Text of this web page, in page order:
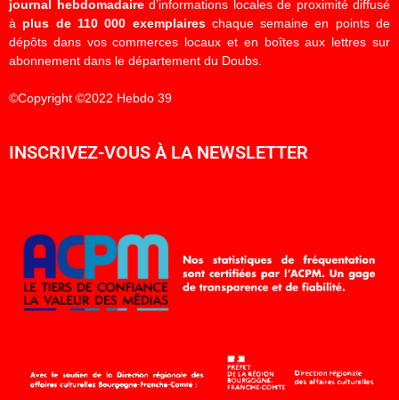
journal hebdomadaired’informations locales de proximité diffusé
à plus de 110 000 exemplaireschaque semaine en points de
dépôts dans vos commerces locaux et en boîtes aux lettres sur
abonnement dans le département du Doubs.
©Copyright ©2022 Hebdo 39
INSCRIVEZ-VOUS À LA NEWSLETTER